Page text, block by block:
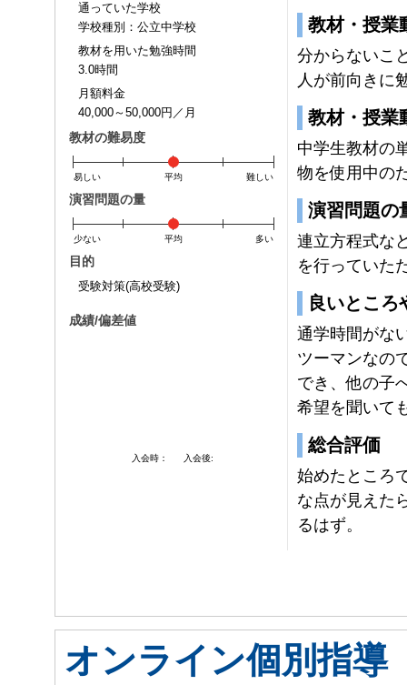
通っていた学校
学校種別：公立中学校
教材を用いた勉強時間
3.0時間
月額料金
40,000～50,000円／月
教材の難易度
易しい 平均 難しい
演習問題の量
少ない 平均 多い
目的
受験対策(高校受験)
成績/偏差値
入会時： 入会後:
教材・授業
分からないこ
人が前向きに
教材・授業
中学生教材の
物を使用中の
演習問題の
連立方程式な
を行っていた
良いところ
通学時間がな
ツーマンなの
でき、他の子
希望を聞いて
総合評価
始めたところ
な点が見えた
るはず。
オンライン個別指